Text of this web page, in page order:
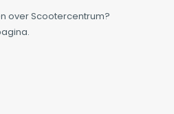
over Scootercentrum?